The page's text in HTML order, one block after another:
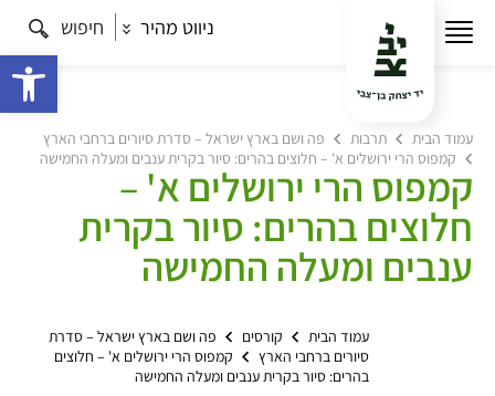
ניווט מהיר חיפוש
עמוד הבית תרבות
פה ושם בארץ ישראל – סדרת סיורים ברחבי הארץ
קמפוס הרי ירושלים א' – חלוצים בהרים: סיור בקרית ענבים ומעלה החמישה
קמפוס הרי ירושלים א' –
חלוצים בהרים: סיור בקרית
ענבים ומעלה החמישה
עמוד הבית קורסים
פה ושם בארץ ישראל – סדרת
סיורים ברחבי הארץ
קמפוס הרי ירושלים א' – חלוצים
בהרים: סיור בקרית ענבים ומעלה החמישה